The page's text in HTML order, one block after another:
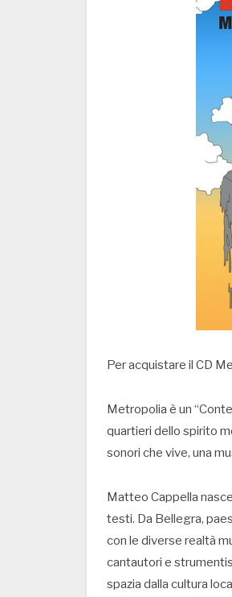
Per acquistare il CD
Metropolia è un
quartieri dello spirito
sonori che vive, una
Matteo Cappella
testi. Da Bellegra,
con le diverse realtà
cantautori e
spazia dalla cultura